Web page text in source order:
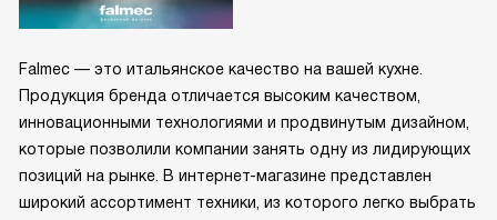
Falmec — это итальянское качество на вашей кухне.
Продукция бренда отличается высоким качеством,
инновационными технологиями и продвинутым дизайном,
которые позволили компании занять одну из лидирующих
позиций на рынке. В интернет-магазине представлен
широкий ассортимент техники, из которого легко выбрать